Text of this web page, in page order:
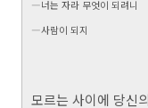
―너는 자라 무엇이 되려니
―사람이 되지
모르는 사이에 당신